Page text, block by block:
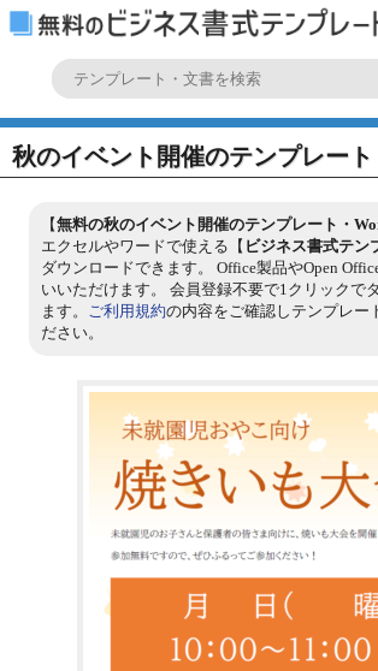
秋のイベント開催のテンプレー
【無料の秋のイベント開催のテンプレート・
エクセルやワードで使える【 ビジネス書式テン
ダウンロードできます。 Office製品やOpen
いいただけます。 会員登録不要で1クリックで
ます。 ご利用規約の内容をご確認しテンプレー
ださい。